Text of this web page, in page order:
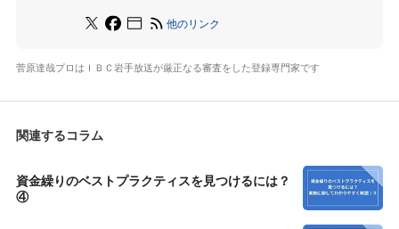
他のリンク
菅原達哉プロはＩＢＣ岩手放送が厳正なる審査をした登録専門家です
関連するコラム
資金繰りのベストプラクティスを見つけるには？
④